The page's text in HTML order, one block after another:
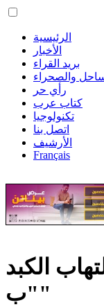
الرئيسية
الأخبار
بريد القراء
والصحراء
رأي حر
كتاب عرب
تكنولوجيا
اتصل بنا
الأرشيف
Français
الكبد
"ب"